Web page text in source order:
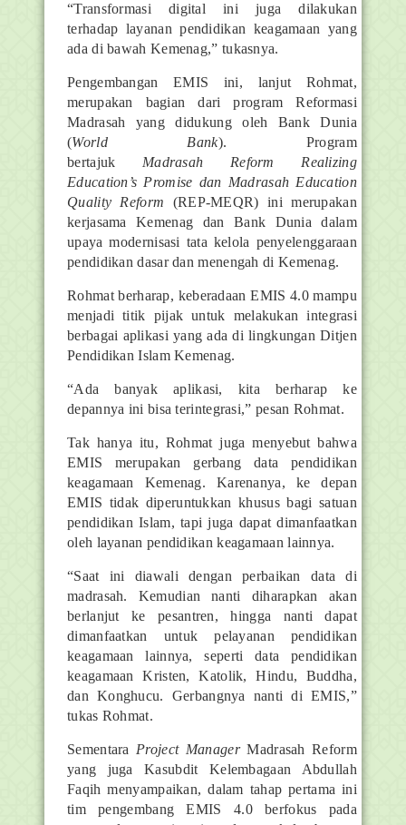
“Transformasi digital ini juga dilakukan
terhadap layanan pendidikan keagamaan yang
ada di bawah Kemenag,” tukasnya.
Pengembangan EMIS ini, lanjut Rohmat,
merupakan bagian dari program Reformasi
Madrasah yang didukung oleh Bank Dunia
(World Bank). Program
bertajuk Madrasah
Reform Realizing
Education’s Promise dan Madrasah Education
Quality Reform (REP-MEQR) ini merupakan
kerjasama Kemenag dan Bank Dunia dalam
upaya modernisasi tata kelola penyelenggaraan
pendidikan dasar dan menengah di Kemenag.
Rohmat berharap, keberadaan EMIS 4.0 mampu
menjadi titik pijak untuk melakukan integrasi
berbagai aplikasi yang ada di lingkungan Ditjen
Pendidikan Islam Kemenag.
“Ada banyak aplikasi, kita berharap ke
depannya ini bisa terintegrasi,” pesan Rohmat.
Tak hanya itu, Rohmat juga menyebut bahwa
EMIS merupakan gerbang data pendidikan
keagamaan Kemenag. Karenanya, ke depan
EMIS tidak diperuntukkan khusus bagi satuan
pendidikan Islam, tapi juga dapat dimanfaatkan
oleh layanan pendidikan keagamaan lainnya.
“Saat ini diawali dengan perbaikan data di
madrasah. Kemudian nanti diharapkan akan
berlanjut ke pesantren, hingga nanti dapat
dimanfaatkan untuk pelayanan pendidikan
keagamaan lainnya, seperti data pendidikan
keagamaan Kristen, Katolik, Hindu, Buddha,
dan Konghucu. Gerbangnya nanti di EMIS,”
tukas Rohmat.
Sementara Project ManagerMadrasah Reform
yang juga Kasubdit Kelembagaan Abdullah
Faqih menyampaikan, dalam tahap pertama ini
tim pengembang EMIS 4.0 berfokus pada